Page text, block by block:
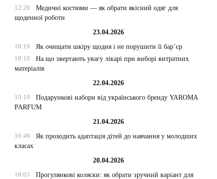
12:20
Медичні костюми — як обрати якісний одяг для
щоденної роботи
23.04.2026
18:19
Як очищати шкіру щодня і не порушити її бар’єр
18:10
На що звертають увагу лікарі при виборі витратних
матеріалів
22.04.2026
10:19
Подарункові набори від українського бренду YAROMA
PARFUM
21.04.2026
16:49
Як проходить адаптація дітей до навчання у молодших
класах
20.04.2026
18:03
Прогулянкові коляски: як обрати зручний варіант для